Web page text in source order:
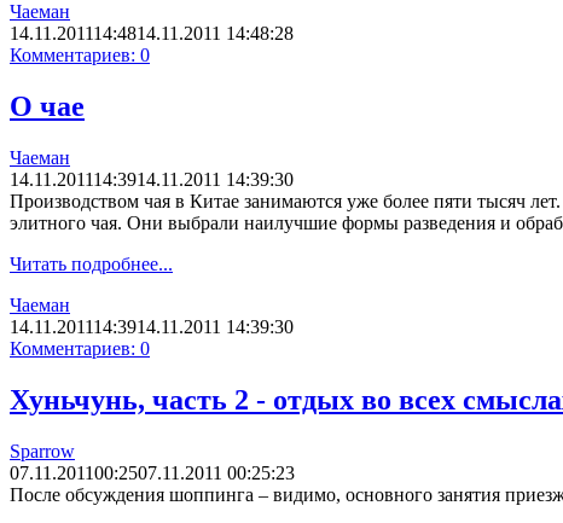
Чаеман
14.11.201114:4814.11.2011 14:48:28
Комментариев: 0
О чае
Чаеман
14.11.201114:3914.11.2011 14:39:30
Производством чая в Китае занимаются уже более пяти тысяч
элитного чая. Они выбрали наилучшие формы разведения и
Читать подробнее...
Чаеман
14.11.201114:3914.11.2011 14:39:30
Комментариев: 0
Хуньчунь, часть 2 - отдых во всех
Sparrow
07.11.201100:2507.11.2011 00:25:23
После обсуждения шоппинга – видимо, основного занятия